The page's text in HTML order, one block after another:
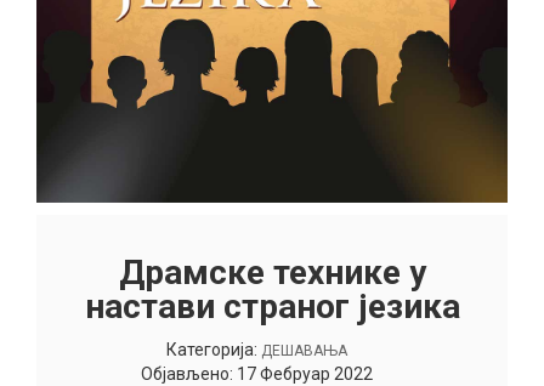
Драмске технике у
настави страног језика
Категорија: ДЕШАВАЊА
Објављено: 17 Фебруар 2022